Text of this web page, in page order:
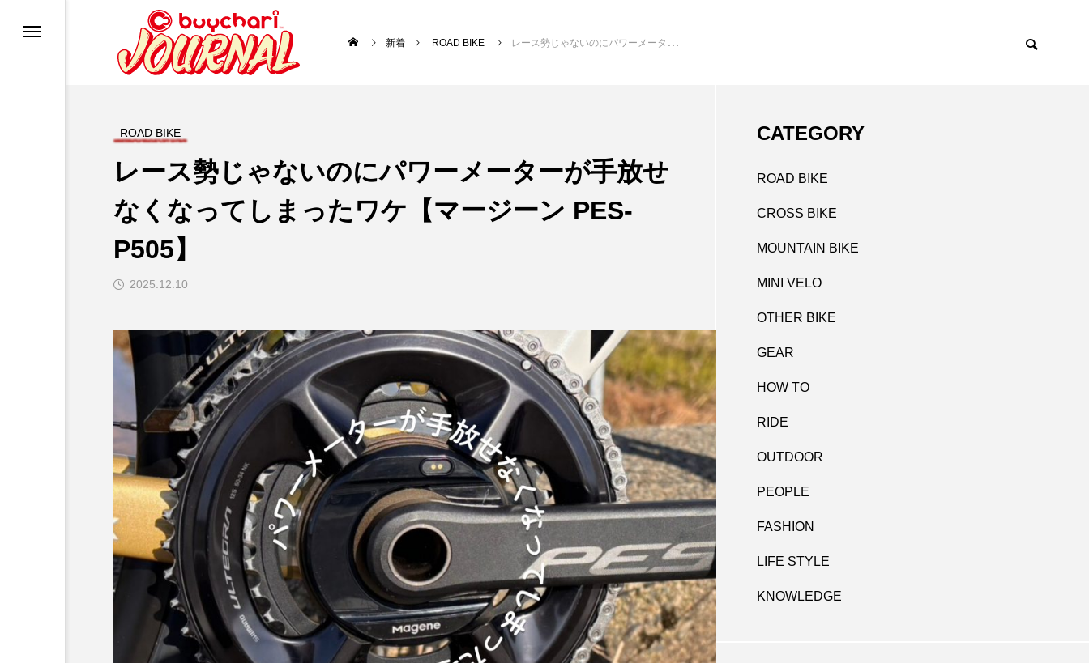
イク
新着 ROAD BIKE レース勢じゃないのにパワーメーターが手放せなくなってしまったワケ【マージーン PES-P505】
ROAD BIKE
レース勢じゃないのにパワーメーターが手放せ
なくなってしまったワケ【マージーン PES-
P505】
2025.12.10
CATEGORY
ROAD BIKE
CROSS BIKE
MOUNTAIN BIKE
MINI VELO
OTHER BIKE
GEAR
HOW TO
RIDE
OUTDOOR
PEOPLE
FASHION
LIFE STYLE
KNOWLEDGE